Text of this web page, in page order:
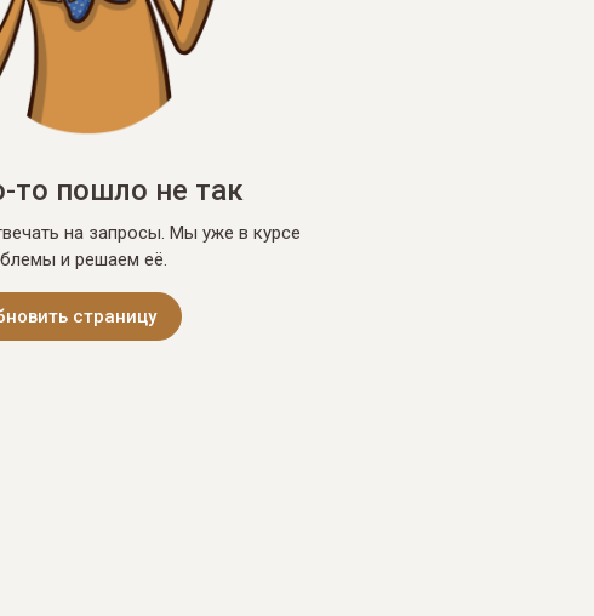
то пошло не так
на запросы. Мы уже в курсе
и решаем её.
страницу